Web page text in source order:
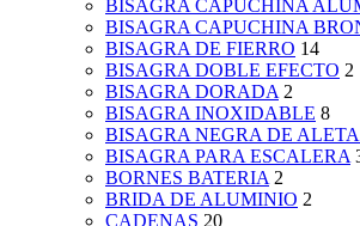
BISAGRA CAPUCHINA
BISAGRA CAPUCHINA
BISAGRA DE FIERRO 14
BISAGRA DOBLE EFECTO 2
BISAGRA DORADA 2
BISAGRA INOXIDABLE 8
BISAGRA NEGRA DE
BISAGRA PARA ESCALERA
BORNES BATERIA 2
BRIDA DE ALUMINIO 2
CADENAS 20